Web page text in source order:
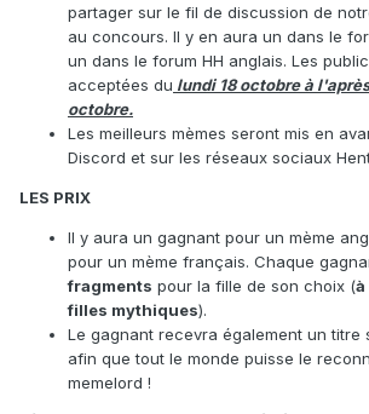
partager sur le fil de discussion de
au concours. Il y en aura un dans le
un dans le forum HH anglais. Les
acceptées du lundi 18 octobre à
octobre.
Les meilleurs mèmes seront mis en
Discord et sur les réseaux sociaux
LES PRIX
Il y aura un gagnant pour un mème
pour un mème français. Chaque
fragments pour la fille de son choix (à
filles mythiques).
Le gagnant recevra également un titre
afin que tout le monde puisse le
memelord !